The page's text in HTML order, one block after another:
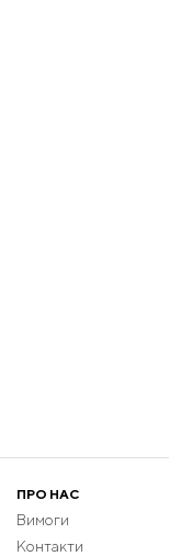
ПРО НАС
Вимоги
Контакти